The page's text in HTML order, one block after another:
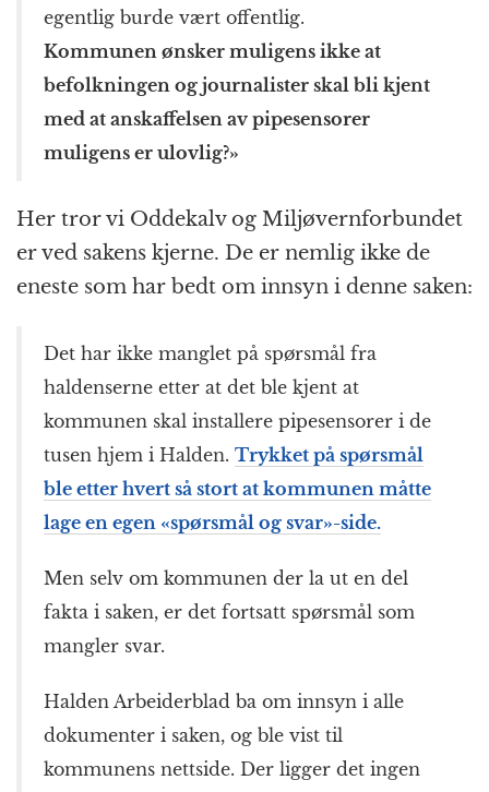
egentlig burde vært offentlig.
Kommunen ønsker muligens ikke at
befolkningen og journalister skal bli kjent
med at anskaffelsen av pipesensorer
muligens er ulovlig?»
Her tror vi Oddekalv og Miljøvernforbundet
er ved sakens kjerne. De er nemlig ikke de
eneste som har bedt om innsyn i denne saken:
Det har ikke manglet på spørsmål fra
haldenserne etter at det ble kjent at
kommunen skal installere pipesensorer i de
tusen hjem i Halden. Trykket på spørsmål
ble etter hvert så stort at kommunen måtte
lage en egen «spørsmål og svar»-side.
Men selv om kommunen der la ut en del
fakta i saken, er det fortsatt spørsmål som
mangler svar.
Halden Arbeiderblad ba om innsyn i alle
dokumenter i saken, og ble vist til
kommunens nettside. Der ligger det ingen